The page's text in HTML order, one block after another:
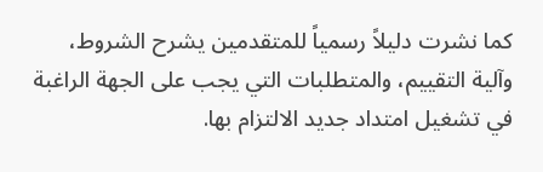
كما نشرت دليلاً رسمياً للمتقدمين يشرح الشروط،
وآلية التقييم، والمتطلبات التي يجب على الجهة الراغبة
في تشغيل امتداد جديد الالتزام بها.